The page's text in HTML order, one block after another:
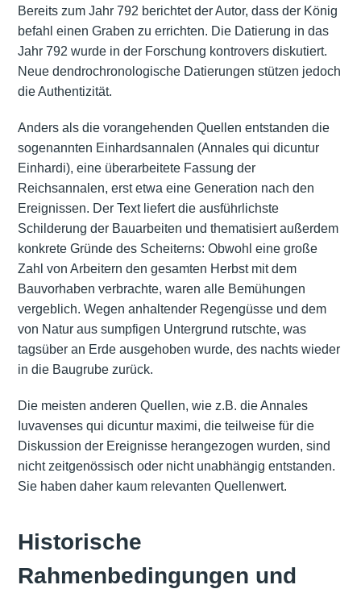
Bereits zum Jahr 792 berichtet der Autor, dass der König
befahl einen Graben zu errichten. Die Datierung in das
Jahr 792 wurde in der Forschung kontrovers diskutiert.
Neue dendrochronologische Datierungen stützen jedoch
die Authentizität.
Anders als die vorangehenden Quellen entstanden die
sogenannten Einhardsannalen (Annales qui dicuntur
Einhardi), eine überarbeitete Fassung der
Reichsannalen, erst etwa eine Generation nach den
Ereignissen. Der Text liefert die ausführlichste
Schilderung der Bauarbeiten und thematisiert außerdem
konkrete Gründe des Scheiterns: Obwohl eine große
Zahl von Arbeitern den gesamten Herbst mit dem
Bauvorhaben verbrachte, waren alle Bemühungen
vergeblich. Wegen anhaltender Regengüsse und dem
von Natur aus sumpfigen Untergrund rutschte, was
tagsüber an Erde ausgehoben wurde, des nachts wieder
in die Baugrube zurück.
Die meisten anderen Quellen, wie z.B. die Annales
Iuvavenses qui dicuntur maximi, die teilweise für die
Diskussion der Ereignisse herangezogen wurden, sind
nicht zeitgenössisch oder nicht unabhängig entstanden.
Sie haben daher kaum relevanten Quellenwert.
Historische
Rahmenbedingungen und